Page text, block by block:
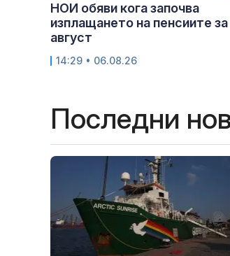
НОИ обяви кога започва
изплащането на пенсиите за
август
14:29 • 06.08.26
Последни